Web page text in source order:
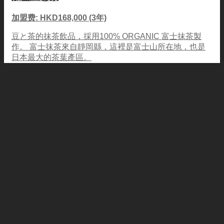
加盟费: HKD168,000 (3年)
豆と茶的抹茶飲品，採用100% ORGANIC 富士抹茶製
作。 富士抹茶來自靜岡縣，這裡是富士山所在地，也是
日本最大的茶葉產區。